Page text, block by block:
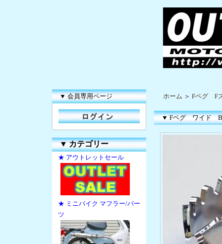
▼ 会員専用ページ
▼カテゴリー
★ アウトレットセール
★ ミニバイク マフラー/パー
ツ
ホーム ＞ Fペグ F
▼ Fペグ ワイド